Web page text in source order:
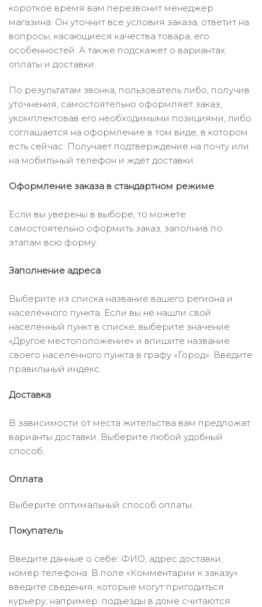
короткое время вам перезвонит менеджер
магазина. Он уточнит все условия заказа, ответит на
вопросы, касающиеся качества товара, его
особенностей. А также подскажет о вариантах
оплаты и доставки.
По результатам звонка, пользователь либо, получив
уточнения, самостоятельно оформляет заказ,
укомплектовав его необходимыми позициями, либо
соглашается на оформление в том виде, в котором
есть сейчас. Получает подтверждение на почту или
на мобильный телефон и ждёт доставки.
Оформление заказа в стандартном режиме
Если вы уверены в выборе, то можете
самостоятельно оформить заказ, заполнив по
этапам всю форму.
Заполнение адреса
Выберите из списка название вашего региона и
населённого пункта. Если вы не нашли свой
населённый пункт в списке, выберите значение
«Другое местоположение» и впишите название
своего населённого пункта в графу «Город». Введите
правильный индекс.
Доставка
В зависимости от места жительства вам предложат
варианты доставки. Выберите любой удобный
способ.
Оплата
Выберите оптимальный способ оплаты.
Покупатель
Введите данные о себе: ФИО, адрес доставки,
номер телефона. В поле «Комментарии к заказу»
введите сведения, которые могут пригодиться
курьеру, например: подъезды в доме считаются